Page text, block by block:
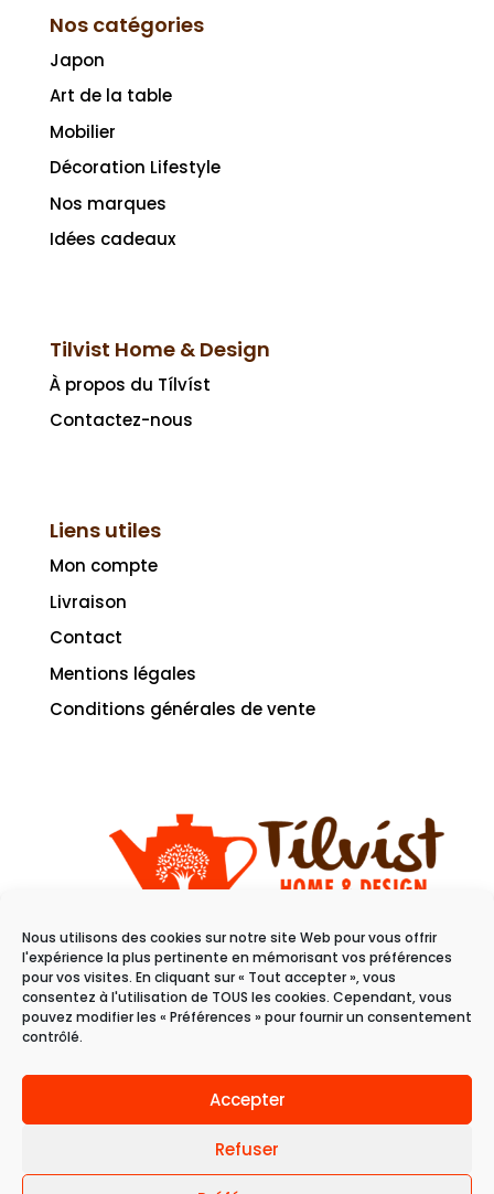
Nous utilisons des cookies sur notre site Web pour vous offrir
l'expérience la plus pertinente en mémorisant vos préférences
pour vos visites. En cliquant sur « Tout accepter », vous
consentez à l'utilisation de TOUS les cookies. Cependant, vous
pouvez modifier les « Préférences » pour fournir un consentement
contrôlé.
Accepter
Refuser
Nos catégories
Japon
Art de la table
Mobilier
Décoration Lifestyle
Nos marques
Idées cadeaux
Tilvist Home & Design
À propos du Tílvíst
Contactez-nous
Liens utiles
Mon compte
Livraison
Contact
Mentions légales
Conditions générales de vente
11 rue du raisin
68100 Mulhouse
Du mardi au samedi